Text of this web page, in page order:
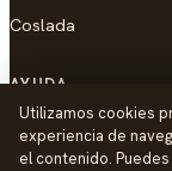
Coslada
AYUDA
Añadir empresa
Utilizamos cookies
experiencia de
el contenido.